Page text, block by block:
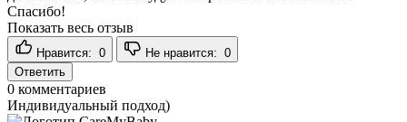
Спасибо!
Показать весь отзыв
Нравится: 0 Не нравится: 0
Ответить
0 комментариев
Индивидуальный подход)